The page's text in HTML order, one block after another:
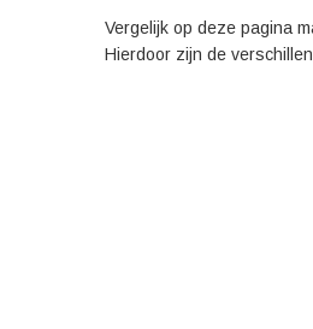
Vergelijk op deze pagina
Hierdoor zijn de